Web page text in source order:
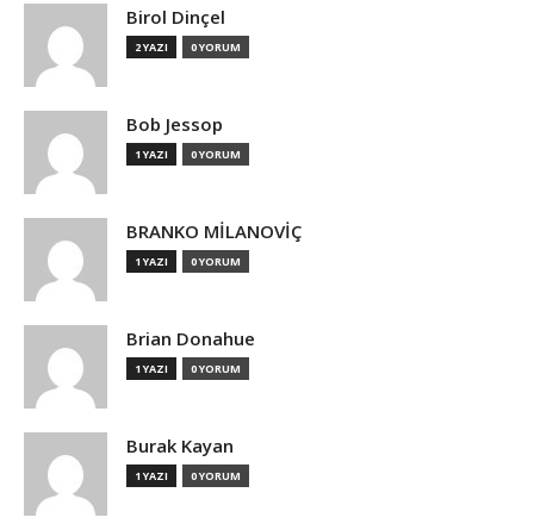
Birol Dinçel
2 YAZI 0 YORUM
Bob Jessop
1 YAZI 0 YORUM
BRANKO MİLANOVİÇ
1 YAZI 0 YORUM
Brian Donahue
1 YAZI 0 YORUM
Burak Kayan
1 YAZI 0 YORUM